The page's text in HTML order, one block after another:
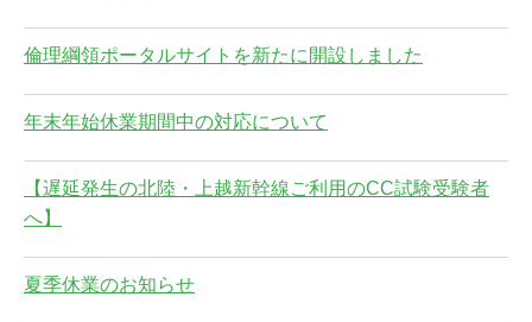
倫理綱領ポータルサイトを新たに開設しました
年末年始休業期間中の対応について
【遅延発生の北陸・上越新幹線ご利用のCC試験受験者
へ】
夏季休業のお知らせ